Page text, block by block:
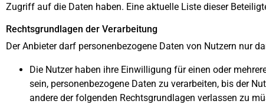
Zugriff auf die Daten haben. Eine aktuelle Liste dieser
Rechtsgrundlagen der Verarbeitung
Der Anbieter darf personenbezogene Daten von Nutzern nur
Die Nutzer haben ihre Einwilligung für einen oder
sein, personenbezogene Daten zu verarbeiten, bis der
andere der folgenden Rechtsgrundlagen verlassen zu